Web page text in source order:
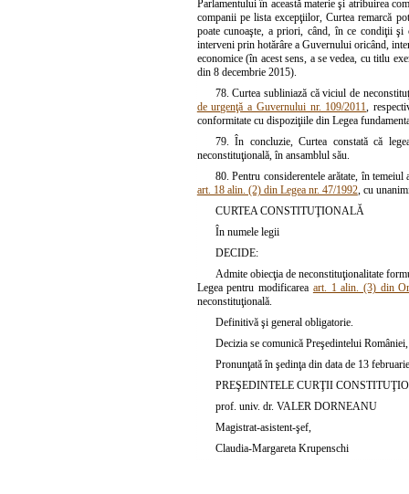
Parlamentului în această materie şi atribuirea
companii pe lista excepţiilor, Curtea remarcă
poate cunoaşte, a priori, când, în ce condiţii
interveni prin hotărâre a Guvernului oricând,
economice (în acest sens, a se vedea, cu titlu
din 8 decembrie 2015).
78. Curtea subliniază că viciul de
de urgenţă a Guvernului nr. 109/2011,
conformitate cu dispoziţiile din Legea
79. În concluzie, Curtea constată că
neconstituţională, în ansamblul său.
80. Pentru considerentele arătate, în
art. 18 alin. (2) din Legea nr. 47/1992, cu
CURTEA CONSTITUŢIONALĂ
În numele legii
DECIDE:
Admite obiecţia de neconstituţionalitate
Legea pentru modificarea art. 1 alin. (3) din
neconstituţională.
Definitivă şi general obligatorie.
Decizia se comunică Preşedintelui
Pronunţată în şedinţa din data de 13
PREŞEDINTELE CURŢII
prof. univ. dr. VALER DORNEANU
Magistrat-asistent-şef,
Claudia-Margareta Krupenschi